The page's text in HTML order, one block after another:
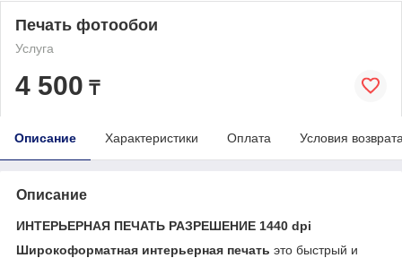
Печать фотообои
Услуга
4 500 ₸
Описание Характеристики Оплата Условия
Описание
ИНТЕРЬЕРНАЯ ПЕЧАТЬ РАЗРЕШЕНИЕ 1440 dpi
Широкоформатная интерьерная печать это быстрый и